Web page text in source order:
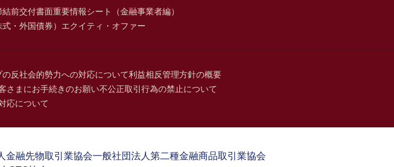
結前交付書面重要情報シート（金融事業者編）
・外国債券） エクイティ・オファー
の反社会的勢力への対応について利益相反管理方針の概要
さまにお手続きのお願い不公正取引行為の禁止について
応について
金融先物取引業協会一般社団法人第二種金融商品取引業協会